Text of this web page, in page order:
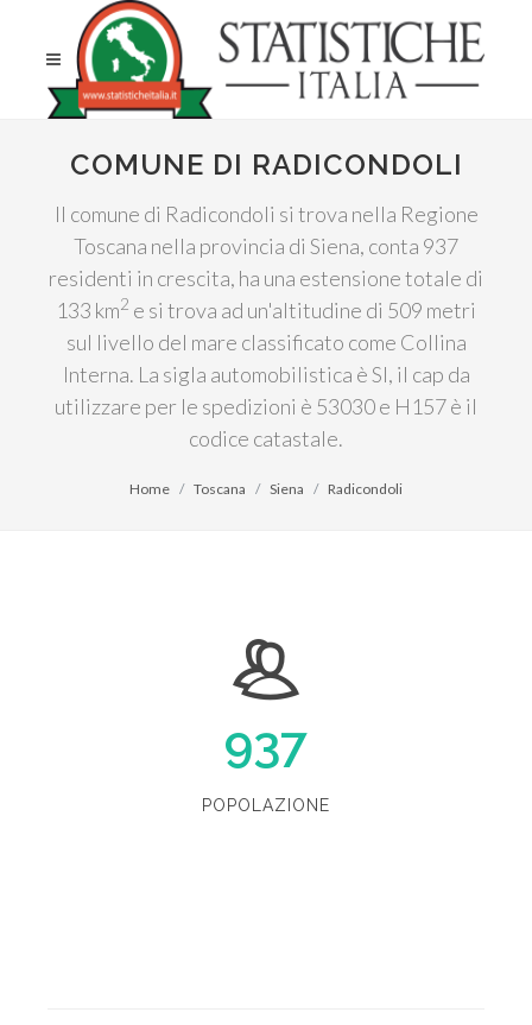
COMUNE DI RADICONDOLI
Il comune di Radicondoli si trova nella Regione
Toscana nella provincia di Siena, conta 937
residenti in crescita, ha una estensione totale di
133 km2 e si trova ad un'altitudine di 509 metri
sul livello del mare classificato come Collina
Interna. La sigla automobilistica è SI, il cap da
utilizzare per le spedizioni è 53030 e H157 è il
codice catastale.
Home Toscana Siena Radicondoli
937
POPOLAZIONE